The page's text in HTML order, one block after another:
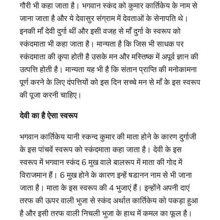
गौरी भी कहा जाता है। भगवान स्कंद को कुमार कार्तिकेय के नाम से
जाना जाता है और ये देवासुर संग्राम में देवताओं के सेनापति थे।
इनकी माँ देवी दुर्गा थीं और इसी वजह से माँ दुर्गा के स्वरूप को
स्कंदमाता भी कहा जाता है। मान्यता है कि जिस भी साधक पर
स्कंदमाता की कृपा होती है उसके मन और मस्तिष्क में अपूर्व ज्ञान की
उत्पत्ति होती है। मान्यता यह भी है कि संतान प्राप्ति की मनोकामना
पूर्ण करने के लिए दंपत्तियों को इस दिन सच्चे मन से माँ के इस स्वरूप
की पूजा करनी चाहिए।
देवी का है ऐसा स्वरूप
भगवान कार्तिकेय यानी स्‍कन्‍द कुमार की माता होने के कारण दुर्गाजी
के इस पांचवें स्‍वरूप को स्‍कंदमाता कहा जाता है। देवी के इस
स्वरूप में भगवान स्‍कंद 6 मुख वाले बालरूप में माता की गोद में
विराजमान हैं। 6 मुख होने के कारण इन्हें षडानन नाम से भी जाना
जाता है। माता के इस स्‍वरूप की 4 भुजाएं हैं। इन्होंने अपनी दाएं
तरफ की ऊपर वाली भुजा से स्कंद अर्थात कार्तिकेय को पकड़ा हुआ
है और इसी तरफ वाली निचली भुजा के हाथ में कमल का फूल है।